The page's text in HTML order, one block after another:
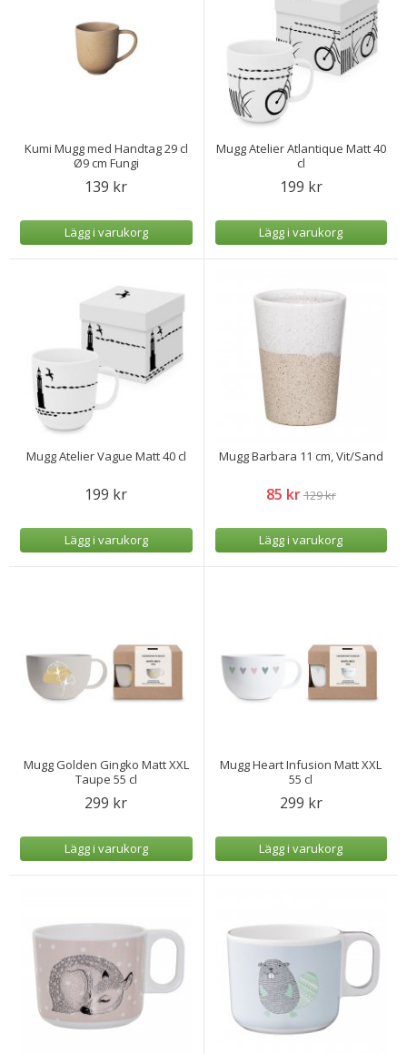
Kumi Mugg med Handtag 29 cl
Ø9 cm Fungi
139 kr
Lägg i varukorg
Mugg Atelier Atlantique Matt 40
cl
199 kr
Lägg i varukorg
Mugg Atelier Vague Matt 40 cl
199 kr
Lägg i varukorg
Mugg Barbara 11 cm, Vit/Sand
85 kr129 kr
Lägg i varukorg
Mugg Golden Gingko Matt XXL
Taupe 55 cl
299 kr
Lägg i varukorg
Mugg Heart Infusion Matt XXL
55 cl
299 kr
Lägg i varukorg